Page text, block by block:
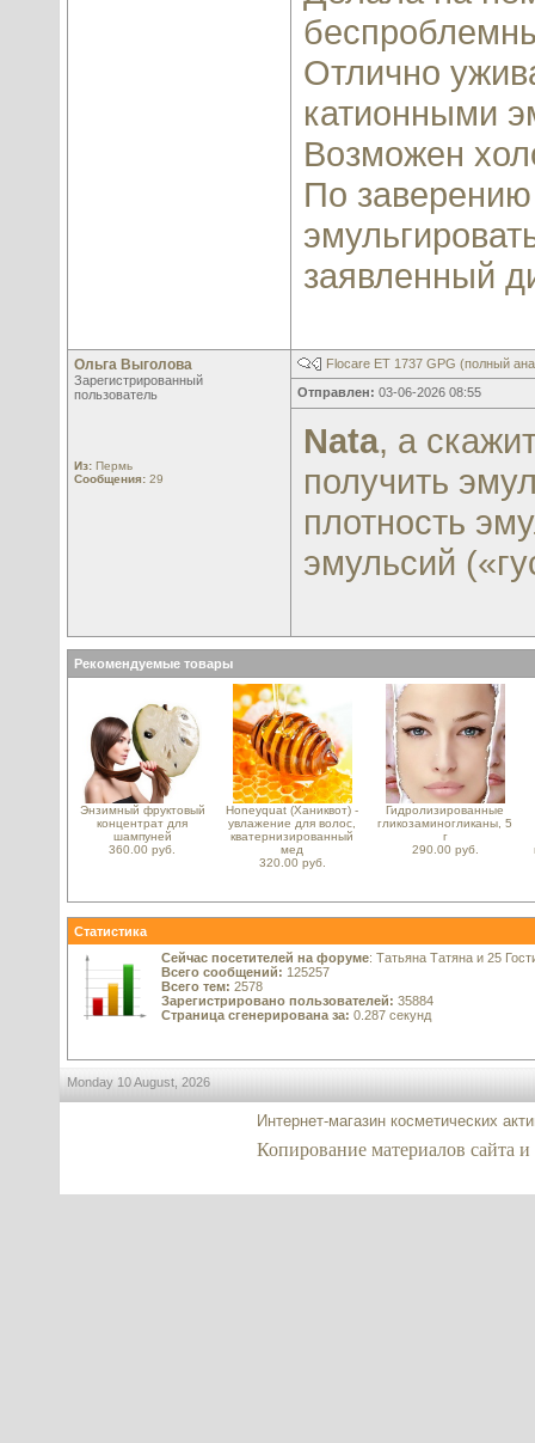
Отлично
катионными
Возможен
По
заявленный
Ольга Выголова
Зарегистрированный
пользователь
Из: Пермь
Сообщения: 29
Flocare ET 1737 GPG (полный
Отправлен: 03-06-2026 08:55
Nata, а
получить
плотность
эмульсий
Рекомендуемые товары
Энзимный фруктовый
концентрат для
шампуней
360.00 руб.
Honeyquat (Ханиквот) -
увлажение для волос,
кватернизированный
мед
320.00 руб.
Гидролизированные
гликозаминогликаны, 5
г
290.00 руб.
Статистика
Сейчас посетителей на форуме: Татьяна Татяна и 25
Всего сообщений: 125257
Всего тем: 2578
Зарегистрировано пользователей: 35884
Страница сгенерирована за: 0.287 секунд
Monday 10 August, 2026
Интернет-магазин косметических
Копирование материалов сайта